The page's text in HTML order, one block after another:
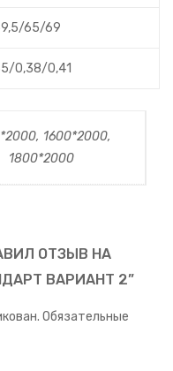
65/69
0,38/0,41
1600*2000,
1800*2000
ОТЗЫВ НА
ВАРИАНТ 2”
Обязательные